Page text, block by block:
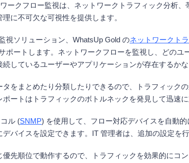
ークフロー監視は、ネットワークトラフィック分析
に不可欠な可視性を提供します。
視ソリューション、WhatsUp Gold のネットワークト
ポートします。ネットワークフローを監視し、どの
しているユーザーやアプリケーションが存在するかな
をまとめたり分類したりできるので、トラフィック
ートはトラフィックのボトルネックを発見して迅速に
ル (SNMP) を使用して、フロー対応デバイスを自動
バイスを設定できます。IT 管理者は、追加の設定を
先順位で動作するので、トラフィックを効果的にコ